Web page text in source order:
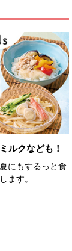
ルクなども！
にもするっと食
ます。